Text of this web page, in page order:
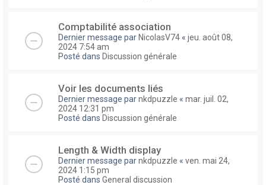
Comptabilité association
Dernier message par NicolasV74 « jeu. août 08,
2024 7:54 am
Posté dans Discussion générale
Voir les documents liés
Dernier message parnkdpuzzle « mar. juil. 02,
2024 12:31 pm
Posté dans Discussion générale
Length & Width display
Dernier message parnkdpuzzle « ven. mai 24,
2024 1:15 pm
Posté dans General discussion